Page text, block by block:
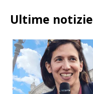
Ultime notizie